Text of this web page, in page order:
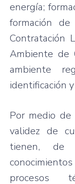
energía;
formación
Contratación
Ambiente de
ambiente
identificación
Por medio
validez de
tienen, de
procesos